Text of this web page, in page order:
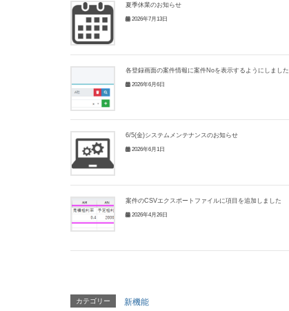
夏季休業のお知らせ
2026年7月13日
各登録画面の案件情報に案件Noを表示するようにしました
2026年6月6日
6/5(金)システムメンテナンスのお知らせ
2026年6月1日
案件のCSVエクスポートファイルに項目を追加しました
2026年4月26日
カテゴリー 新機能